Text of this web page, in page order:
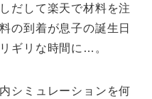
だして楽天で材料を注
の到着が息子の誕生日
ギリな時間に…。
シミュレーションを何